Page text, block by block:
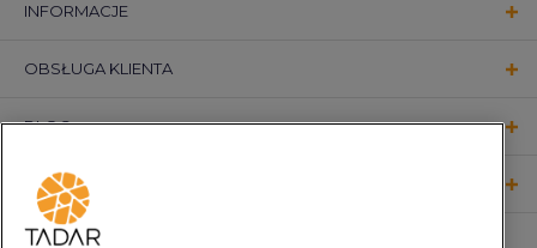
INFORMACJE
OBSŁUGA KLIENTA
BLOG
KONTAKT